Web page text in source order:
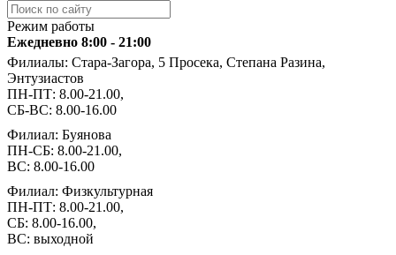
Режим работы
Ежедневно 8:00 - 21:00
Филиалы: Стара-Загора, 5 Просека, Степана Разина,
Энтузиастов
ПН-ПТ: 8.00-21.00,
СБ-ВС: 8.00-16.00
Филиал: Буянова
ПН-СБ: 8.00-21.00,
ВС: 8.00-16.00
Филиал: Физкультурная
ПН-ПТ: 8.00-21.00,
СБ: 8.00-16.00,
ВС: выходной